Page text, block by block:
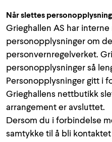
Når slettes
Grieghallen AS har
personopplysninger om
personvernregelverket.
personopplysninger så
Personopplysninger gitt i
Grieghallens nettbutikk
arrangement er avsluttet.
Dersom du i forbindelse
samtykke til å bli